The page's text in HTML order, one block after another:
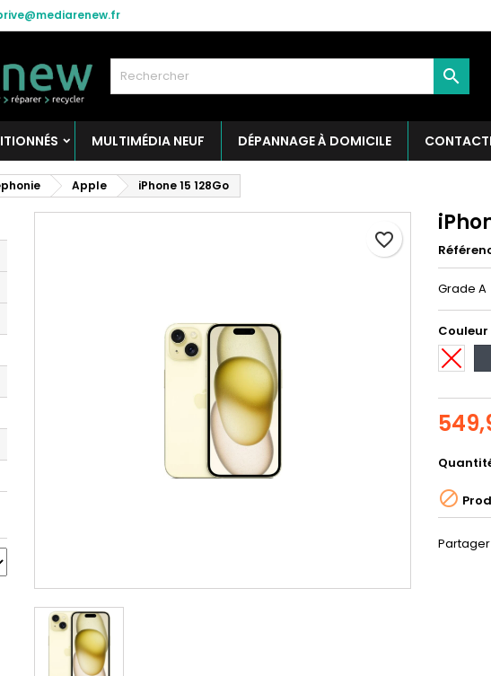

MULTIMÉDIA NEUF DÉPANNAGE À DOMICILE
Apple iPhone 15 128Go
favorite_border
Grade A
Couleur
Blanc

Partager